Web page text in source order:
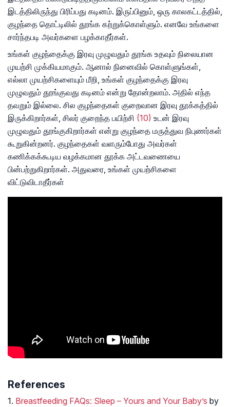
இடத்திலிருந்து பிரிப்பது கடினம். இருப்பினும், ஒரு காலகட்டத்தில்,
குழந்தை தொட்டிலில் தூங்க கற்றுக்கொள்ளும். எனவே உங்களை
சார்ந்தபடி அவர்களை பழக்காதீர்கள்.
உங்கள் குழந்தைக்கு இரவு முழுவதும் தூங்க உதவும் நிலையான
முயற்சி முக்கியமாகும். ஆனால் நினைவில் கொள்ளுங்கள்,
எல்லா முயற்சிகளையும் மீறி, உங்கள் குழந்தைக்கு இரவு
முழுவதும் தூங்குவது கடினம் என்று தோன்றலாம். அதில் எந்த
தவறும் இல்லை. சில குழந்தைகள் குறைவான இரவு தூக்கத்தில்
இருக்கிறார்கள், சிலர் குறைந்த பயிற்சி (10) உடன் இரவு
முழுவதும் தூங்குகிறார்கள் என்று குழந்தை மருத்துவ நிபுணர்கள்
கூறுகின்றனர். குழந்தைகள் வளரும்போது ​​அவர்கள்
கணிக்கக்கூடிய வழக்கமான தூக்க அட்டவணையை
பின்பற்றுகிறார்கள். அதுவரை, உங்கள் முயற்சிகளை
விட்டுவிடாதீர்கள்
References
1. Breastfeeding FAQs: Sleep – Yours and Your Baby’s by